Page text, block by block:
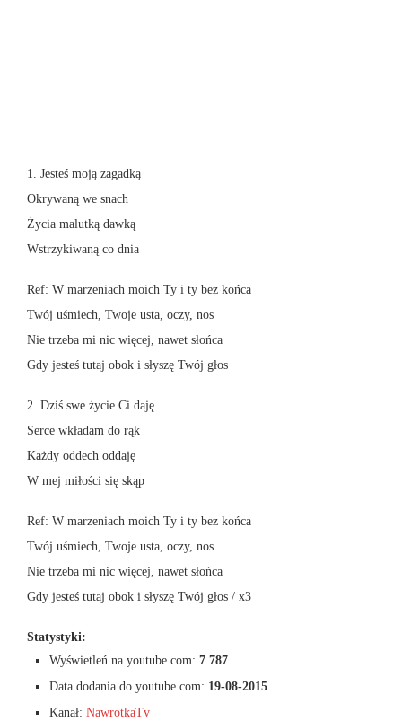
1. Jesteś moją zagadką
Okrywaną we snach
Życia malutką dawką
Wstrzykiwaną co dnia
Ref: W marzeniach moich Ty i ty bez końca
Twój uśmiech, Twoje usta, oczy, nos
Nie trzeba mi nic więcej, nawet słońca
Gdy jesteś tutaj obok i słyszę Twój głos
2. Dziś swe życie Ci daję
Serce wkładam do rąk
Każdy oddech oddaję
W mej miłości się skąp
Ref: W marzeniach moich Ty i ty bez końca
Twój uśmiech, Twoje usta, oczy, nos
Nie trzeba mi nic więcej, nawet słońca
Gdy jesteś tutaj obok i słyszę Twój głos / x3
Statystyki:
Wyświetleń na youtube.com: 7 787
Data dodania do youtube.com: 19-08-2015
Kanał: NawrotkaTv